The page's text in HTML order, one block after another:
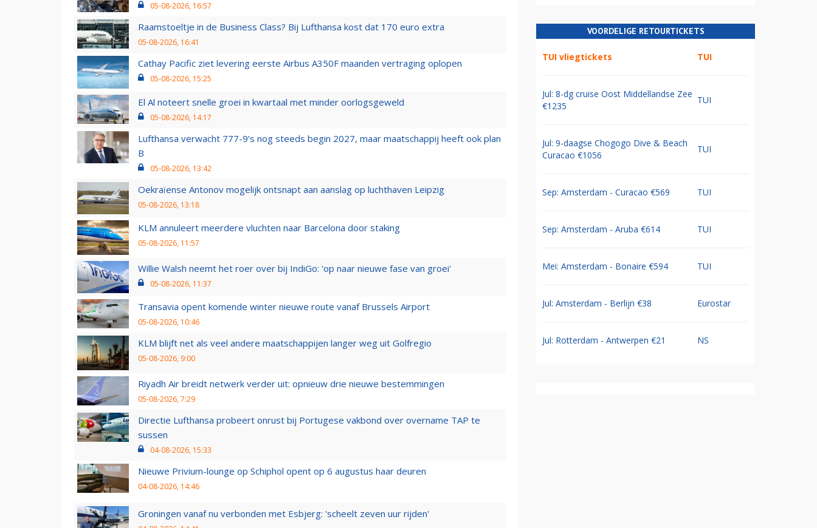
05-08-2026, 16:57
Raamstoeltje in de Business Class? Bij Lufthansa kost dat 170 euro extra
05-08-2026, 16:41
Cathay Pacific ziet levering eerste Airbus A350F maanden vertraging oplopen
05-08-2026, 15:25
El Al noteert snelle groei in kwartaal met minder oorlogsgeweld
05-08-2026, 14:17
Lufthansa verwacht 777-9’s nog steeds begin 2027, maar maatschappij heeft ook plan
B
05-08-2026, 13:42
Oekraïense Antonov mogelijk ontsnapt aan aanslag op luchthaven Leipzig
05-08-2026, 13:18
KLM annuleert meerdere vluchten naar Barcelona door staking
05-08-2026, 11:57
Willie Walsh neemt het roer over bij IndiGo: 'op naar nieuwe fase van groei'
05-08-2026, 11:37
Transavia opent komende winter nieuwe route vanaf Brussels Airport
05-08-2026, 10:46
KLM blijft net als veel andere maatschappijen langer weg uit Golfregio
05-08-2026, 9:00
Riyadh Air breidt netwerk verder uit: opnieuw drie nieuwe bestemmingen
05-08-2026, 7:29
Directie Lufthansa probeert onrust bij Portugese vakbond over overname TAP te
sussen
04-08-2026, 15:33
Nieuwe Privium-lounge op Schiphol opent op 6 augustus haar deuren
04-08-2026, 14:46
Groningen vanaf nu verbonden met Esbjerg: 'scheelt zeven uur rijden'
VOORDELIGE RETOURTICKETS
TUI vliegtickets TUI
Jul: 8-dg cruise Oost Middellandse Zee
€1235
TUI
Jul: 9-daagse Chogogo Dive & Beach
Curacao €1056
TUI
Sep: Amsterdam - Curacao €569 TUI
Sep: Amsterdam - Aruba €614 TUI
Mei: Amsterdam - Bonaire €594 TUI
Jul: Amsterdam - Berlijn €38 Eurostar
Jul: Rotterdam - Antwerpen €21 NS